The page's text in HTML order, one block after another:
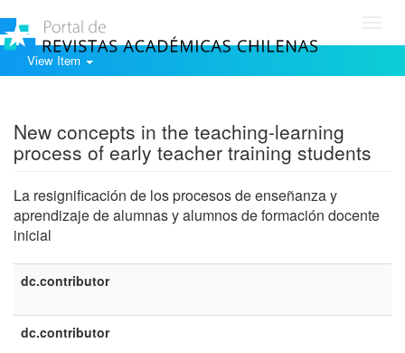
View Item
New concepts in the teaching-learning
process of early teacher training students
La resignificación de los procesos de enseñanza y
aprendizaje de alumnas y alumnos de formación docente
inicial
dc.contributor
dc.contributor